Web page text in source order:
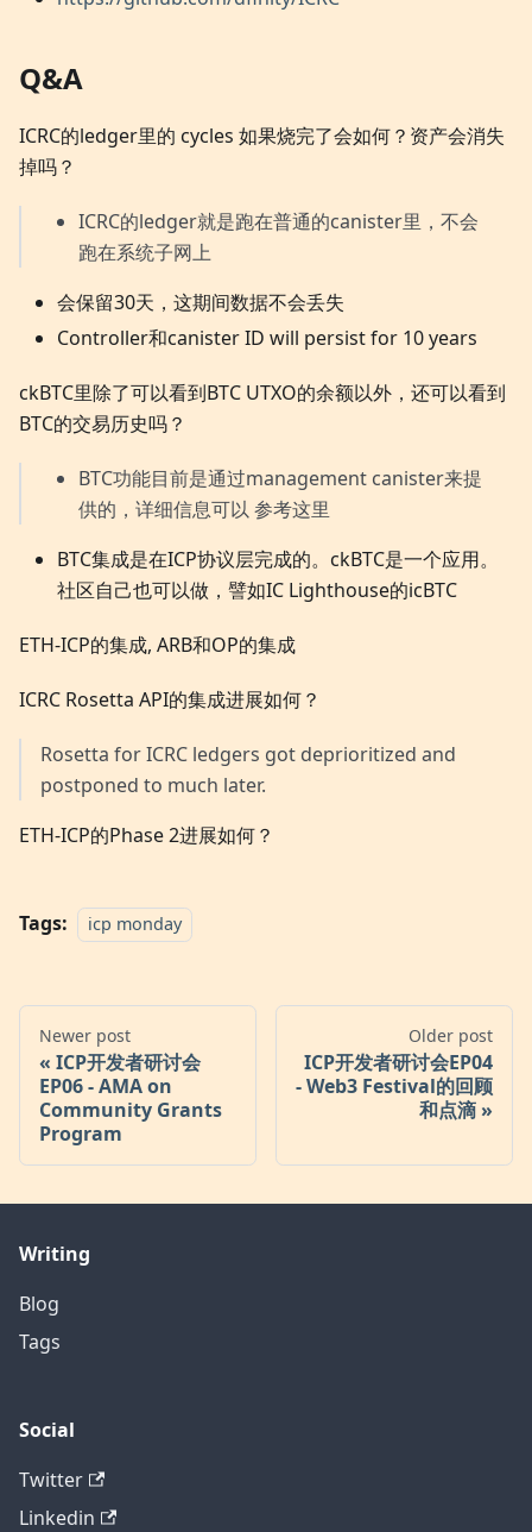
Q&A
ICRC的ledger里的 cycles 如果烧完了会如何？资产会消失
掉吗？
ICRC的ledger就是跑在普通的canister里，不会
跑在系统子网上
会保留30天，这期间数据不会丢失
Controller和canister ID will persist for 10 years
ckBTC里除了可以看到BTC UTXO的余额以外，还可以看到
BTC的交易历史吗？
BTC功能目前是通过management canister来提
供的，详细信息可以 参考这里
BTC集成是在ICP协议层完成的。ckBTC是一个应用。
社区自己也可以做，譬如IC Lighthouse的icBTC
ETH-ICP的集成, ARB和OP的集成
ICRC Rosetta API的集成进展如何？
Rosetta for ICRC ledgers got deprioritized and
postponed to much later.
ETH-ICP的Phase 2进展如何？
Tags: icp monday
Newer post
ICP开发者研讨会
EP06 - AMA on
Community Grants
Program
Older post
ICP开发者研讨会EP04
- Web3 Festival的回顾
和点滴
Writing
Blog
Tags
Social
Twitter
Linkedin